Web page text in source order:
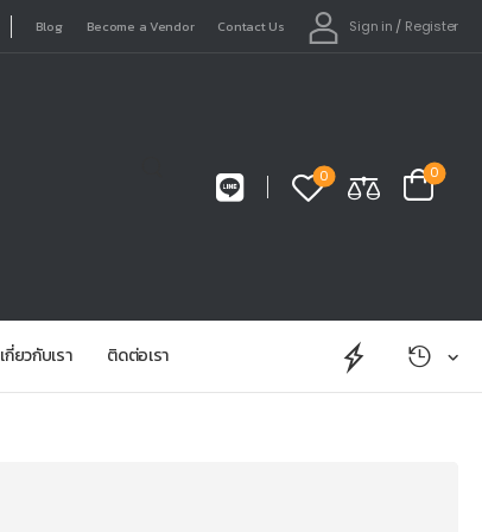
Blog Become a Vendor Contact Us Sign in / Register
0 0
เกี่ยวกับเรา ติดต่อเรา